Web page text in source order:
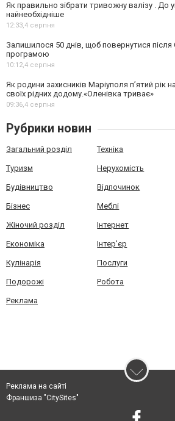
Як правильно зібрати тривожну валізу . До
найнеобхідніше
12:33,4 серпня
Залишилося 50 днів, щоб повернутися
програмою
10:12,4 серпня
Як родини захисників Маріуполя пʼятий рік
своїх рідних додому.«Оленівка триває»
09:36,4 серпня
Рубрики новин
Загальний розділ Техніка
Туризм Нерухомість
Будівництво Відпочинок
Бізнес Меблі
Жіночий розділ Інтернет
Економіка Інтер'єр
Кулінарія Послуги
Подорожі Робота
Реклама
Реклама на сайті
Франшиза "CitySites"